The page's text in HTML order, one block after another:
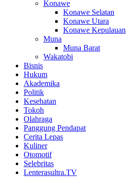
Konawe
Konawe Selatan
Konawe Utara
Konawe Kepulauan
Muna
Muna Barat
Wakatobi
Bisnis
Hukum
Akademika
Politik
Kesehatan
Tokoh
Olahraga
Panggung Pendapat
Cerita Lepas
Kuliner
Otomotif
Selebritas
Lenterasultra.TV